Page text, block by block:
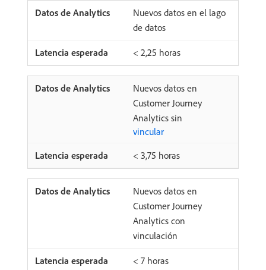
Nuevos datos en el lago
de datos
< 2,25 horas
Nuevos datos en
Customer Journey
Analytics sin
vincular
< 3,75 horas
Nuevos datos en
Customer Journey
Analytics con
vinculación
< 7 horas